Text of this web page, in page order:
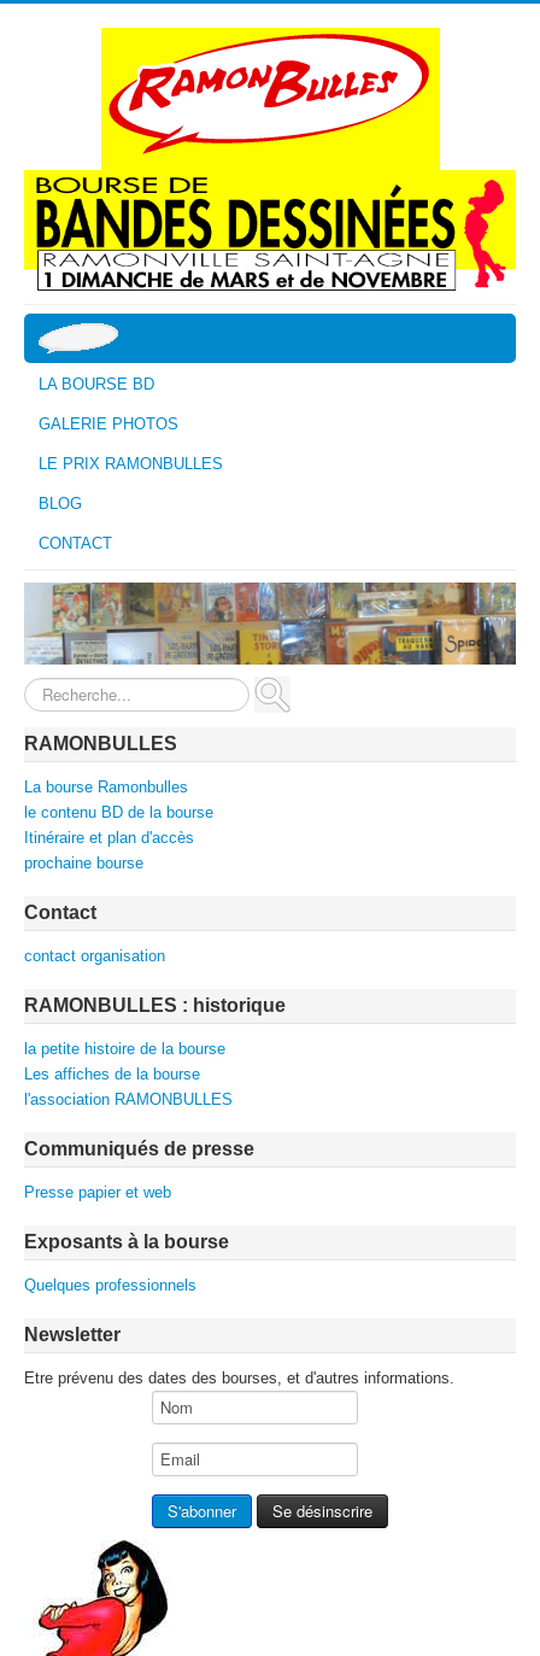
LA BOURSE BD
GALERIE PHOTOS
LE PRIX RAMONBULLES
BLOG
CONTACT
Rechercher
RAMONBULLES
La bourse Ramonbulles
le contenu BD de la bourse
Itinéraire et plan d'accès
prochaine bourse
Contact
contact organisation
RAMONBULLES : historique
la petite histoire de la bourse
Les affiches de la bourse
l'association RAMONBULLES
Communiqués de presse
Presse papier et web
Exposants à la bourse
Quelques professionnels
Newsletter
Etre prévenu des dates des bourses, et d'autres informations.